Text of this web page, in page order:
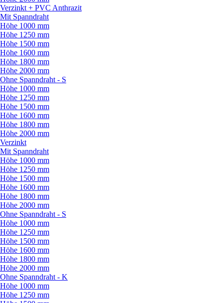
Verzinkt + PVC Anthrazit
Mit Spanndraht
Höhe 1000 mm
Höhe 1250 mm
Höhe 1500 mm
Höhe 1600 mm
Höhe 1800 mm
Höhe 2000 mm
Ohne Spanndraht - S
Höhe 1000 mm
Höhe 1250 mm
Höhe 1500 mm
Höhe 1600 mm
Höhe 1800 mm
Höhe 2000 mm
Verzinkt
Mit Spanndraht
Höhe 1000 mm
Höhe 1250 mm
Höhe 1500 mm
Höhe 1600 mm
Höhe 1800 mm
Höhe 2000 mm
Ohne Spanndraht - S
Höhe 1000 mm
Höhe 1250 mm
Höhe 1500 mm
Höhe 1600 mm
Höhe 1800 mm
Höhe 2000 mm
Ohne Spanndraht - K
Höhe 1000 mm
Höhe 1250 mm